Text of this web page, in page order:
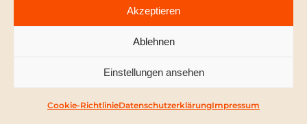
Akzeptieren
Ablehnen
Einstellungen ansehen
Cookie-RichtlinieDatenschutzerklärungImpressum